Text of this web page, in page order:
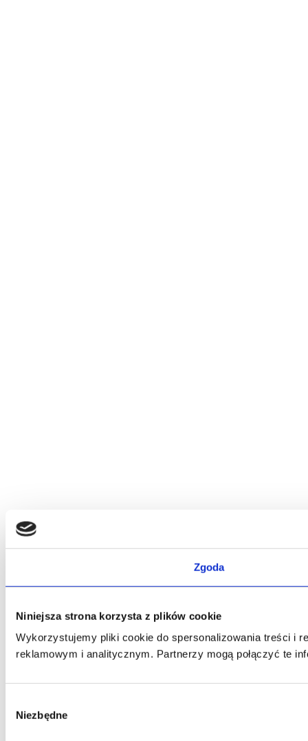
Zgoda
Niniejsza strona korzysta z plików cookie
Wykorzystujemy pliki cookie do spersonalizowania treści i
reklamowym i analitycznym. Partnerzy mogą połączyć te
zgody
Niezbędne